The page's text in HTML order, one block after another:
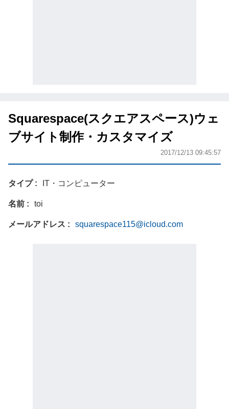
Squarespace(スクエアスペース)ウェ
ブサイト制作・カスタマイズ
2017/12/13 09:45:57
タイプ IT・コンピューター
名前 toi
メールアドレス squarespace115@icloud.com